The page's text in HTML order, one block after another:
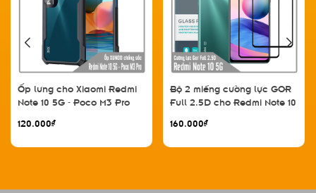
Ốp lưng cho Xiaomi Redmi
Note 10 5G - Poco M3 Pro
dẻo XunDD
120.000₫
Bộ 2 miếng cường lực GOR
Full 2.5D cho Redmi Note 10
nhập khẩu
160.000₫